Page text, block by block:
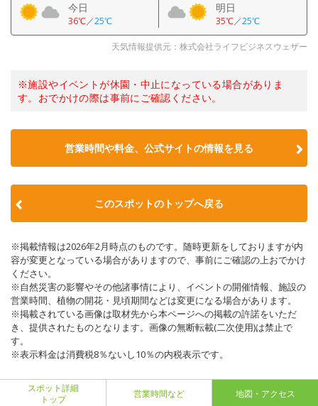
今日
36℃／25℃
明日
35℃／25℃
天気情報提供元：株式会社ライフビジネスウェザー
※施設やイベントが休園・中止になっている場合がありま
す。おでかけの際は事前にご確認ください。
営業時間や料金、公式サイトの情報を見る
このスポットのトップへ戻る
※掲載情報は2026年2月時点のものです。随時更新をしておりますが内
容が変更となっている場合がありますので、事前にご確認の上おでかけ
ください。
※自然災害の影響やその他諸事情により、イベントの開催情報、施設の
営業時間、植物の開花・見頃期間などは変更になる場合があります。
※掲載されている画像は取材先から本ページへの掲載の許諾をいただ
き、提供されたものとなります。画像の無断転載(二次使用)は禁止で
す。
※表示料金は消費税8％ないし10％の内税表示です。
スポット詳細
トップ
営業時間など 地図・アクセス